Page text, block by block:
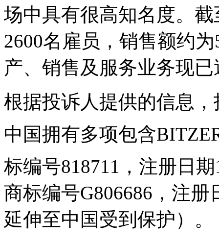
场中具有很高知名度。
2600名雇员，销售额约
产、销售及服务业务现
根据投诉人提供的信息
中国拥有多项包含
标编号818711，注册日
商标编号G806686，注
延伸至中国受到保护）。